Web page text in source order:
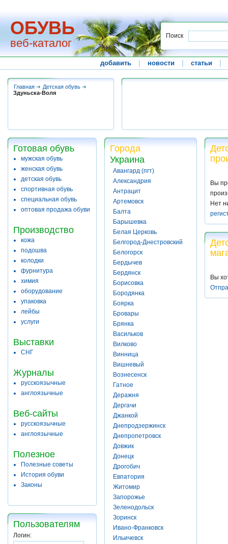
ОБУВЬ
веб-каталог
Поиск
добавить новости статьи
Главная
Детская обувь
Здуньска-Воля
Готовая обувь
мужская обувь
женская обувь
детская обувь
спортивная обувь
специальная обувь
оптовая продажа обуви
Производство
кожа
подошва
колодки
фурнитура
химия
оборудование
упаковка
лейбы
услуги
Выставки
СНГ
Журналы
русскоязычные
англоязычные
Веб-сайты
русскоязычные
англоязычные
Полезное
Полезные советы
История обуви
Законы
Пользователям
Логин:
Города
Украина
Авангард (пгт)
Александрия
Антрацит
Артемовск
Балта
Барышевка
Белая Церковь
Белгород-Днестровский
Белогорск
Бердычев
Бердянск
Борисовка
Бородянка
Боярка
Бровары
Брянка
Васильков
Вилково
Винница
Вишневый
Вознесенск
Гатное
Деражня
Дергачи
Джанкой
Днепродзержинск
Днепропетровск
Довжик
Донецк
Дрогобич
Евпатория
Житомир
Запорожье
Зеленодольск
Зоринск
Ивано-Франковск
Ильичевск
Вы
Нет
Вы